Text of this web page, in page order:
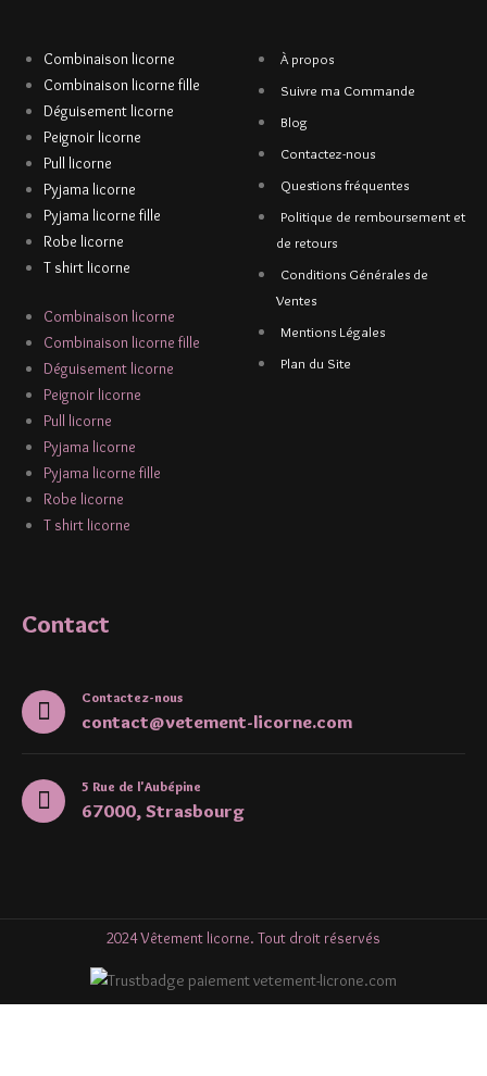
Combinaison licorne
Combinaison licorne fille
Déguisement licorne
Peignoir licorne
Pull licorne
Pyjama licorne
Pyjama licorne fille
Robe licorne
T shirt licorne
Combinaison licorne
Combinaison licorne fille
Déguisement licorne
Peignoir licorne
Pull licorne
Pyjama licorne
Pyjama licorne fille
Robe licorne
T shirt licorne
À propos
Suivre ma Commande
Blog
Contactez-nous
Questions fréquentes
Politique de remboursement et
de retours
Conditions Générales de
Ventes
Mentions Légales
Plan du Site
Contact
Contactez-nous
contact@vetement-licorne.com
5 Rue de l'Aubépine
67000, Strasbourg
2024 Vêtement licorne. Tout droit réservés